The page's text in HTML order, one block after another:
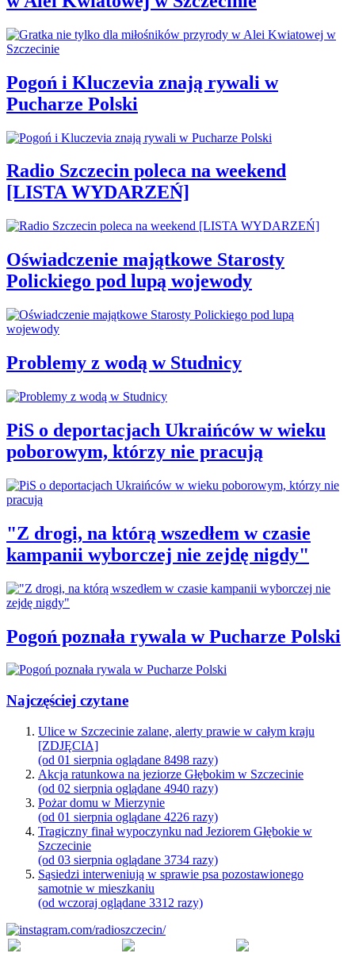
Pogoń i Kluczevia znają rywali w
Pucharze Polski
Radio Szczecin poleca na weekend
[LISTA WYDARZEŃ]
Oświadczenie majątkowe Starosty
Polickiego pod lupą wojewody
Problemy z wodą w Studnicy
PiS o deportacjach Ukraińców w wieku
poborowym, którzy nie pracują
"Z drogi, na którą wszedłem w czasie
kampanii wyborczej nie zejdę nigdy"
Pogoń poznała rywala w Pucharze Polski
Najczęściej czytane
Ulice w Szczecinie zalane, alerty prawie w całym kraju
[ZDJĘCIA]
(od 01 sierpnia oglądane 8498 razy)
Akcja ratunkowa na jeziorze Głębokim w Szczecinie
(od 02 sierpnia oglądane 4940 razy)
Pożar domu w Mierzynie
(od 01 sierpnia oglądane 4226 razy)
Tragiczny finał wypoczynku nad Jeziorem Głębokie w
Szczecinie
(od 03 sierpnia oglądane 3734 razy)
Sąsiedzi interweniują w sprawie psa pozostawionego
samotnie w mieszkaniu
(od wczoraj oglądane 3312 razy)